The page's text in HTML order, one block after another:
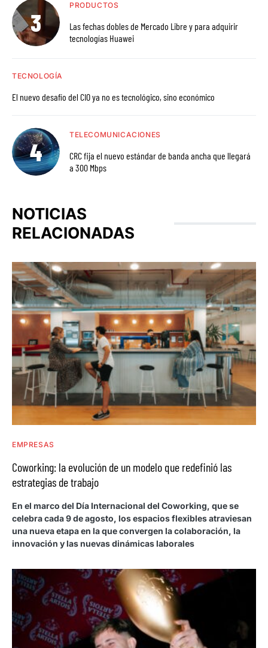
PRODUCTOS
Las fechas dobles de Mercado Libre y para adquirir
tecnologías Huawei
TECNOLOGÍA
El nuevo desafío del CIO ya no es tecnológico, sino económico
TELECOMUNICACIONES
CRC fija el nuevo estándar de banda ancha que llegará
a 300 Mbps
NOTICIAS
RELACIONADAS
EMPRESAS
Coworking: la evolución de un modelo que redefinió las
estrategias de trabajo
En el marco del Día Internacional del Coworking, que se
celebra cada 9 de agosto, los espacios flexibles atraviesan
una nueva etapa en la que convergen la colaboración, la
innovación y las nuevas dinámicas laborales